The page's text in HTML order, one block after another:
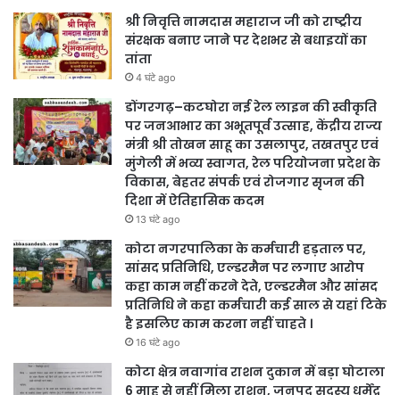
श्री निवृत्ति नामदास महाराज जी को राष्ट्रीय
संरक्षक बनाए जाने पर देशभर से बधाइयों का
तांता
4 घंटे ago
डोंगरगढ़–कटघोरा नई रेल लाइन की स्वीकृति
पर जनआभार का अभूतपूर्व उत्साह, केंद्रीय राज्य
मंत्री श्री तोखन साहू का उसलापुर, तखतपुर एवं
मुंगेली में भव्य स्वागत, रेल परियोजना प्रदेश के
विकास, बेहतर संपर्क एवं रोजगार सृजन की
दिशा में ऐतिहासिक कदम
13 घंटे ago
कोटा नगरपालिका के कर्मचारी हड़ताल पर,
सांसद प्रतिनिधि, एल्डरमैन पर लगाए आरोप
कहा काम नहीं करने देते, एल्डरमैन और सांसद
प्रतिनिधि ने कहा कर्मचारी कई साल से यहां टिके
है इसलिए काम करना नहीं चाहते ।
16 घंटे ago
कोटा क्षेत्र नवागांव राशन दुकान में बड़ा घोटाला
6 माह से नहीं मिला राशन, जनपद सदस्य धर्मेंद्र